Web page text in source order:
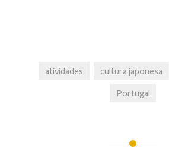
atividades cultura japonesa
Portugal